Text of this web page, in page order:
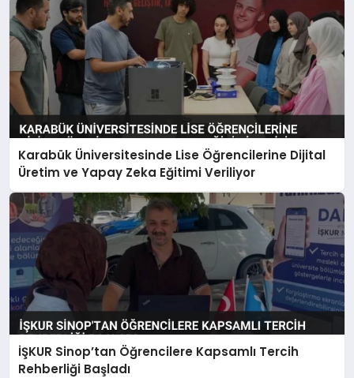
Karabük Üniversitesinde Lise Öğrencilerine Dijital
Üretim ve Yapay Zeka Eğitimi Veriliyor
İŞKUR Sinop’tan Öğrencilere Kapsamlı Tercih
Rehberliği Başladı